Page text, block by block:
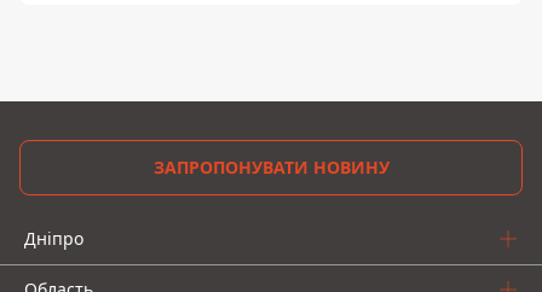
ЗАПРОПОНУВАТИ НОВИНУ
Дніпро